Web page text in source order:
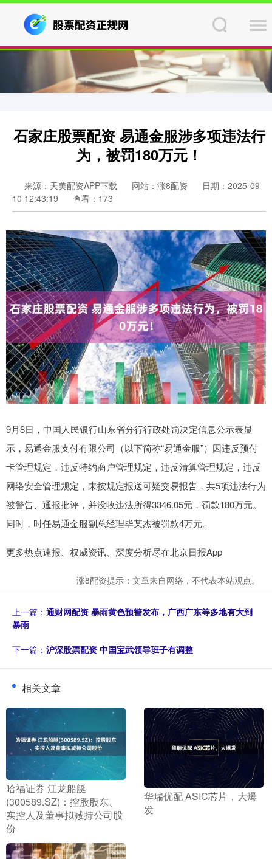
石家庄股票配资 易通金服涉多项违法行
为，被罚180万元！
来源：天美配资APP下载 网站：涨8配资
日期：2025-09-
10 12:43:19
查看：173
9月8日，中国人民银行山东省分行行政处罚决定信息公示表显
示，易通金服支付有限公司（以下简称“易通金服”）因违反预付
卡管理规定，违反特约商户管理规定，违反清算管理规定，违反
网络安全管理规定，未按规定报送可疑交易报告，共5项违法行为
被警告、通报批评，并没收违法所得3346.05元，罚款180万元。
同时，时任易通金服副总经理毕某杰被罚款4万元。
更多热点速报、权威资讯、深度分析尽在北京日报App
涨8配资提示：文章来自网络，不代表本站观点。
上一篇： 通财网配资 暴雨黄色预警发布，广西广东等多地有大到
暴雨
下一篇： 沪深股票配资 中国宝武领导班子有调整
相关文章
​哈福证券 江龙船艇
(300589.SZ)：控股股东、
实控人及董事拟减持公司股
份
​华瑞优配 ASIC芯片，大爆
发